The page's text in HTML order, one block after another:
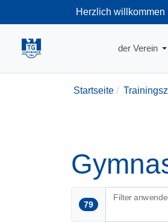
Herzlich willkommen
der Verein
Startseite
79
Filter